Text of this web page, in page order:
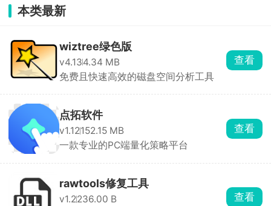
本类最新
wiztree绿色版
v4.134.34 MB
免费且快速高效的磁盘空间分析工具
查看
点拓软件
v1.12152.15 MB
一款专业的PC端量化策略平台
查看
rawtools修复工具
v1.2236.00 B
查看